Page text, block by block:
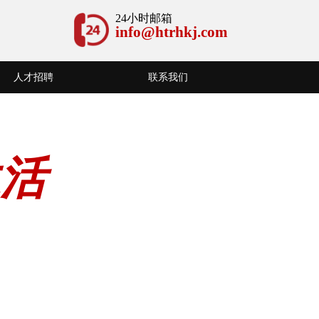
24小时邮箱
info@htrhkj.com
人才招聘 联系我们